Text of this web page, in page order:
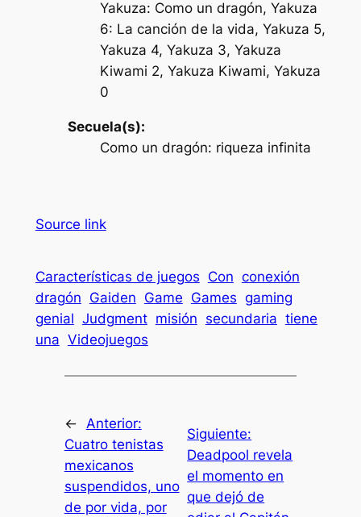
Yakuza: Como un dragón, Yakuza
6: La canción de la vida, Yakuza 5,
Yakuza 4, Yakuza 3, Yakuza
Kiwami 2, Yakuza Kiwami, Yakuza
0
Secuela(s):
Como un dragón: riqueza infinita
Source link
Características de juegos Con conexión
dragón Gaiden Game Games gaming
genial Judgment misión secundaria tiene
una Videojuegos
←
Anterior:
Cuatro tenistas
mexicanos
suspendidos, uno
de por vida, por
Siguiente:
Deadpool revela
el momento en
que dejó de